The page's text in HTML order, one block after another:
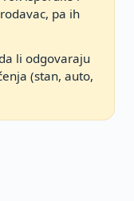
pa ih
li odgovaraju
(stan, auto,